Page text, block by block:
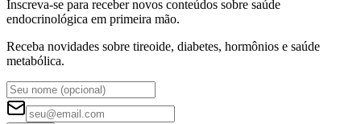
Inscreva-se para receber novos conteúdos sobre saúde
endocrinológica em primeira mão.
Receba novidades sobre tireoide, diabetes, hormônios e saúde
metabólica.